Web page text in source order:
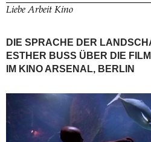
Liebe Arbeit Kino
DIE SPRACHE DER
ESTHER BUSS ÜBER DIE
IM KINO ARSENAL, BERLIN